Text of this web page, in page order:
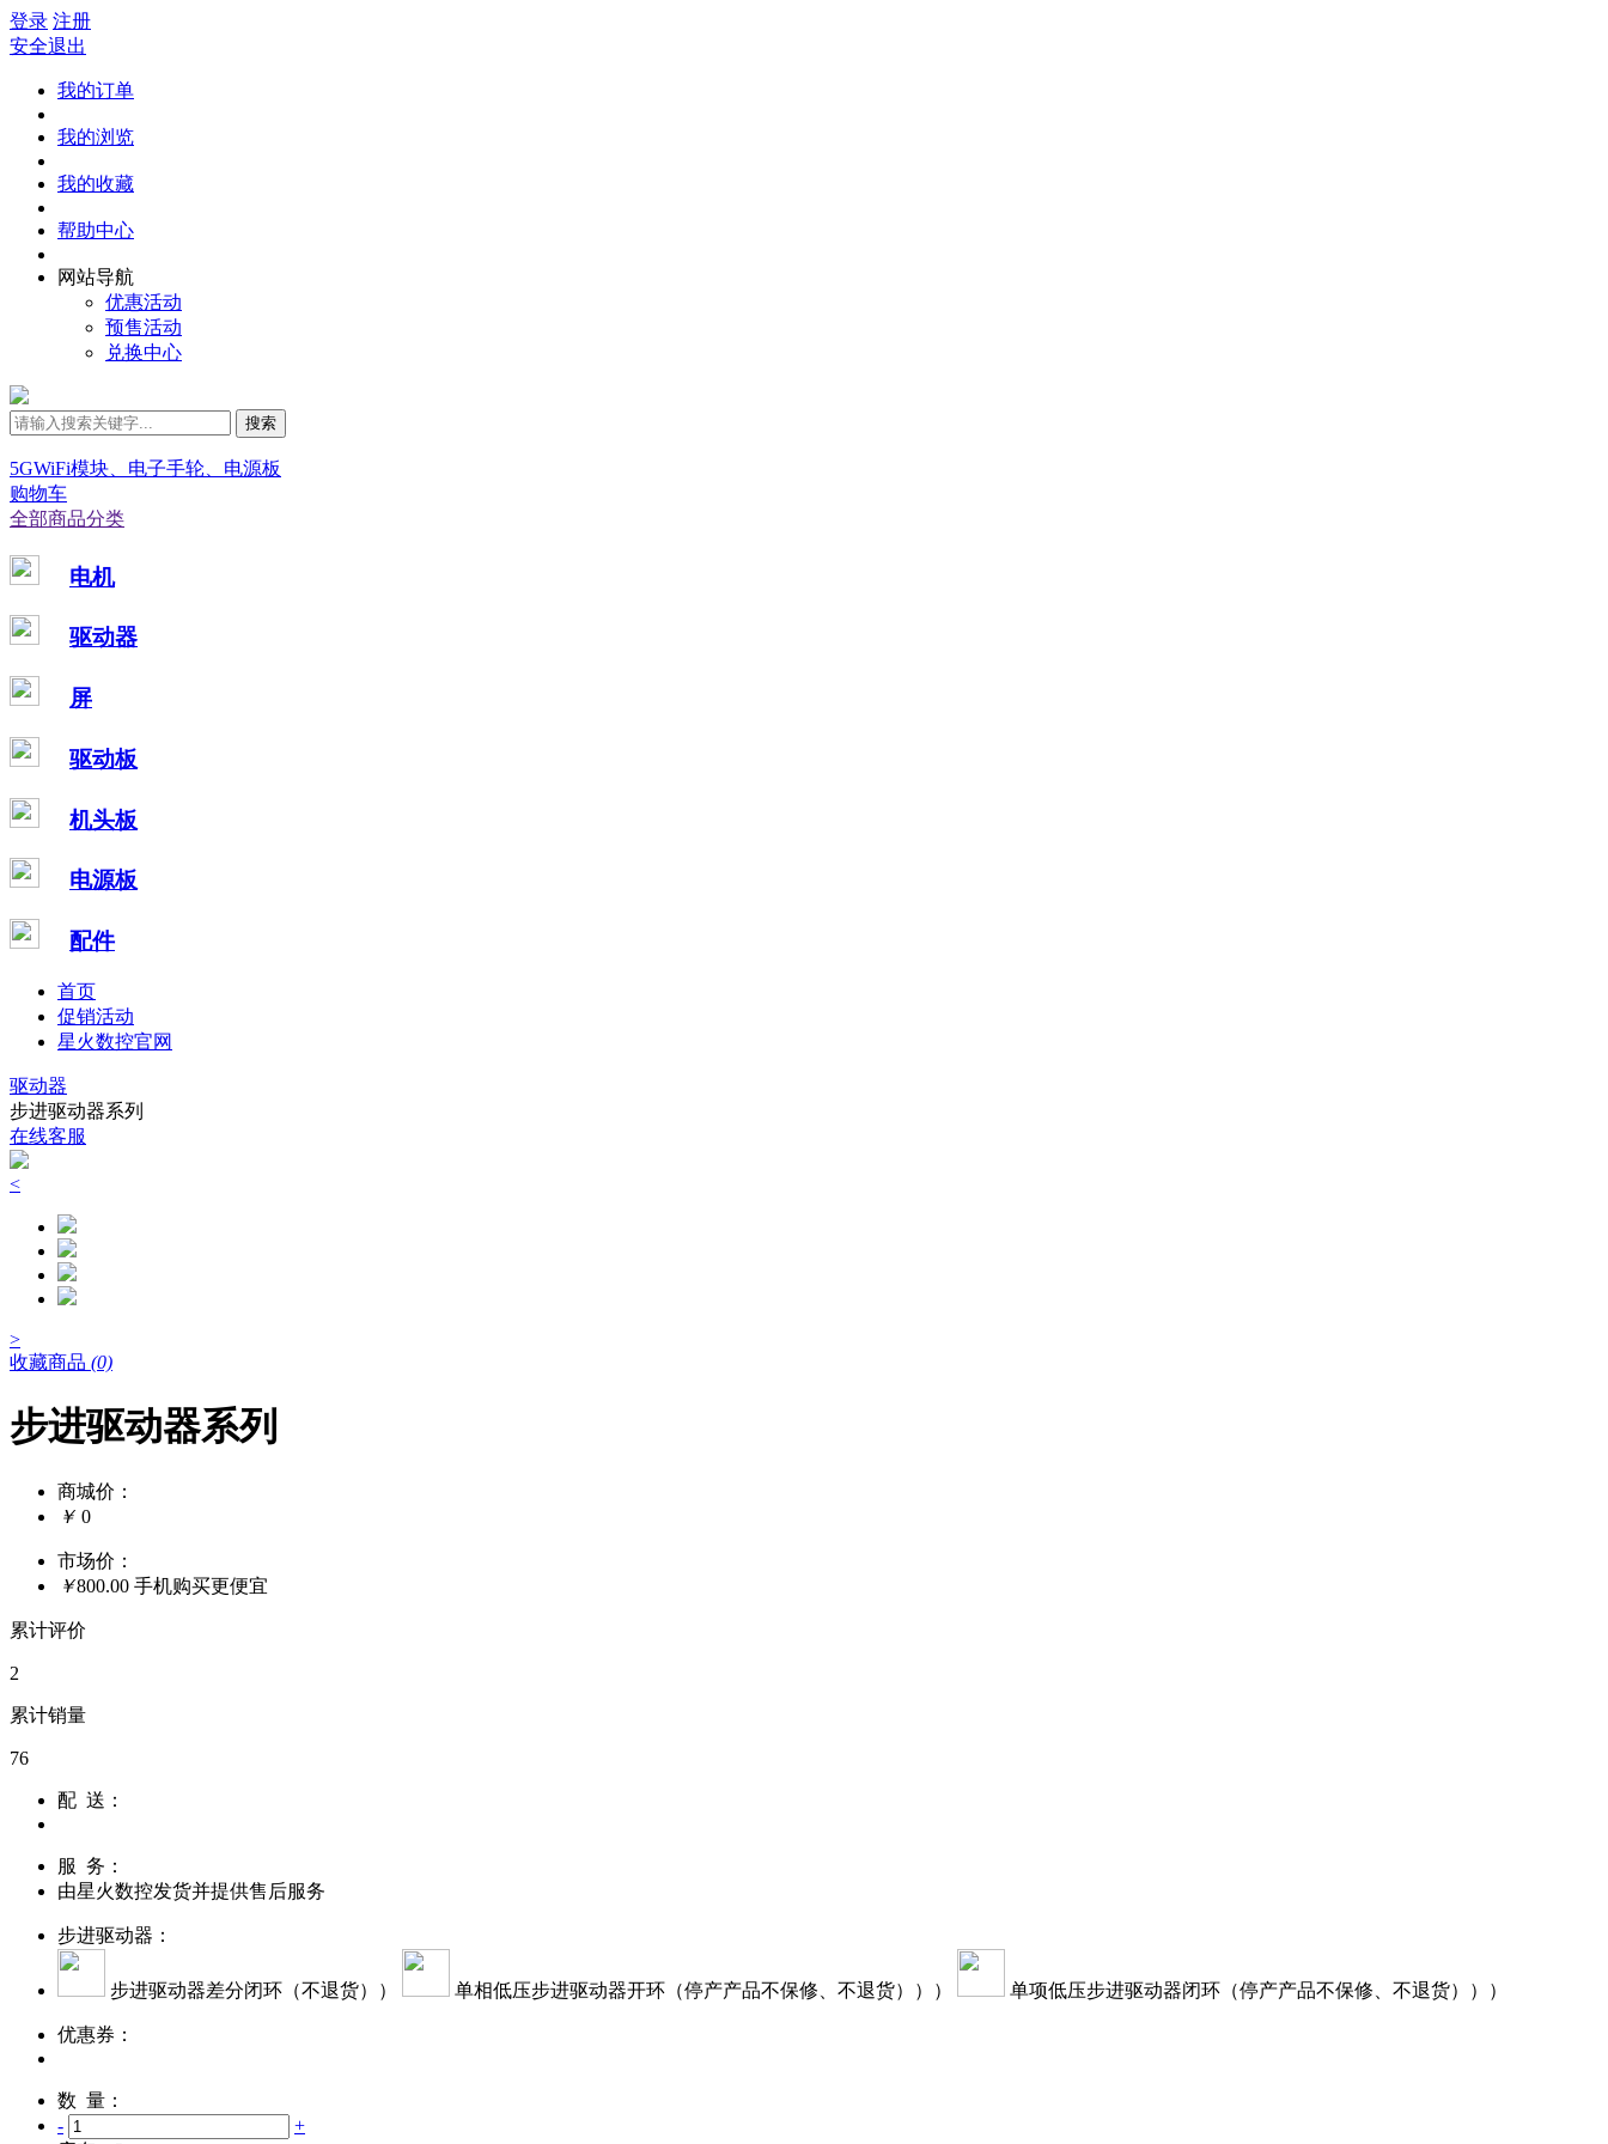
登录 注册
安全退出
我的订单
我的浏览
我的收藏
帮助中心
网站导航
优惠活动
预售活动
兑换中心
搜索
5GWiFi模块、电子手轮、电源板
购物车
全部商品分类
电机
驱动器
屏
驱动板
机头板
电源板
配件
首页
促销活动
星火数控官网
驱动器
步进驱动器系列
在线客服
<
>
收藏商品 (0)
步进驱动器系列
商城价：
￥ 0
市场价：
￥800.00 手机购买更便宜
累计评价
2
累计销量
76
配 送：
服 务：
由星火数控发货并提供售后服务
步进驱动器：
步进驱动器差分闭环（不退货）） 单相低压步进驱动器开环（停产产品不保修、不退货））） 单项低压步进驱动器闭环（停产产品不保修、不退货）））
优惠券：
数 量：
-
+